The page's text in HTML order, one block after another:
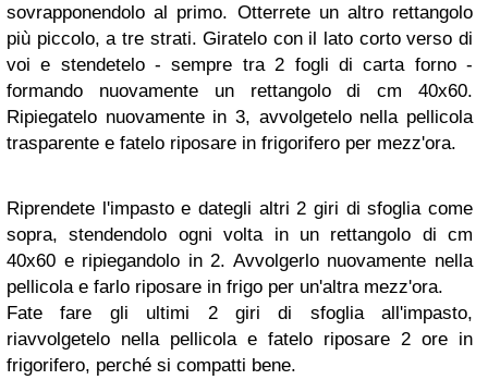
sovrapponendolo al primo. Otterrete un altro rettangolo
più piccolo, a tre strati. Giratelo con il lato corto verso di
voi e stendetelo - sempre tra 2 fogli di carta forno -
formando nuovamente un rettangolo di cm 40x60.
Ripiegatelo nuovamente in 3, avvolgetelo nella pellicola
trasparente e fatelo riposare in frigorifero per mezz'ora.
Riprendete l'impasto e dategli altri 2 giri di sfoglia come
sopra, stendendolo ogni volta in un rettangolo di cm
40x60 e ripiegandolo in 2. Avvolgerlo nuovamente nella
pellicola e farlo riposare in frigo per un'altra mezz'ora.
Fate fare gli ultimi 2 giri di sfoglia all'impasto,
riavvolgetelo nella pellicola e fatelo riposare 2 ore in
frigorifero, perché si compatti bene.